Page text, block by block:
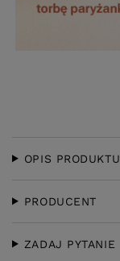
OPIS PRODUKTU
PRODUCENT
ZADAJ PYTANIE